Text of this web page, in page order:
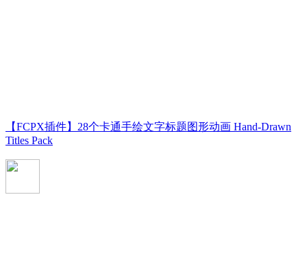
【FCPX插件】28个卡通手绘文字标题图形动画 Hand-Drawn
Titles Pack